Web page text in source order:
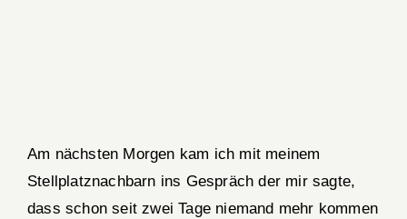
Am nächsten Morgen kam ich mit meinem
Stellplatznachbarn ins Gespräch der mir sagte,
dass schon seit zwei Tage niemand mehr kommen